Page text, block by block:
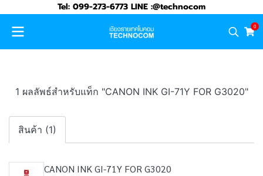
Tel: 099-273-6773 LINE :@technocom
0
1 ผลลัพธ์สำหรับแท็ก "CANON INK GI-71Y FOR G3020"
สินค้า (1)
CANON INK GI-71Y FOR G3020